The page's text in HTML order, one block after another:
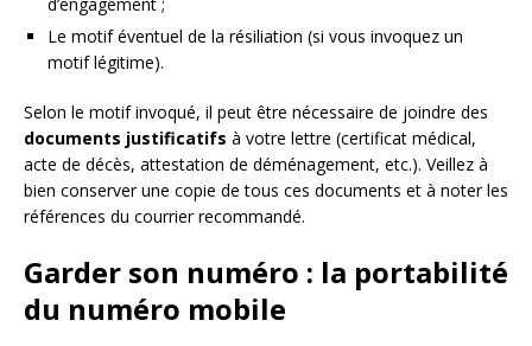
d’engagement ;
Le motif éventuel de la résiliation (si vous invoquez un
motif légitime).
Selon le motif invoqué, il peut être nécessaire de joindre des
documents justificatifs à votre lettre (certificat médical,
acte de décès, attestation de déménagement, etc.). Veillez à
bien conserver une copie de tous ces documents et à noter les
références du courrier recommandé.
Garder son numéro : la portabilité
du numéro mobile